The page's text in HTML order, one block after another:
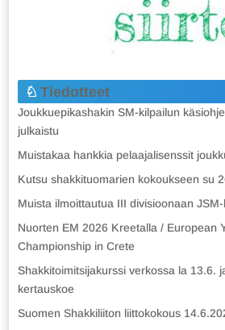
Tiedotteet
Joukkuepikashakin SM-kilpailun
julkaistu
Muistakaa hankkia pelaajalisenssit
Kutsu shakkituomarien kokoukseen su
Muista ilmoittautua III divisioonaan
Nuorten EM 2026 Kreetalla / European
Championship in Crete
Shakkitoimitsijakurssi verkossa la 13.6.
kertauskoe
Suomen Shakkiliiton liittokokous